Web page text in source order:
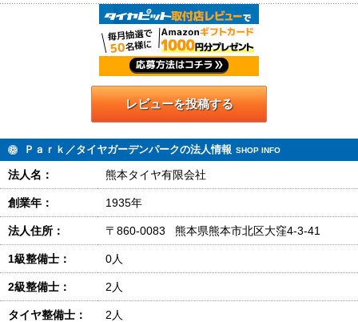
レビューを投稿する
Ｐａｒｋ／タイヤガーデンパークの法人情報 SHOP INFO
法人名： 熊本タイヤ有限会社
創業年： 1935年
法人住所： 〒860-0083 熊本県熊本市北区大窪4-3-41
1級整備士： 0人
2級整備士： 2人
タイヤ整備士： 2人